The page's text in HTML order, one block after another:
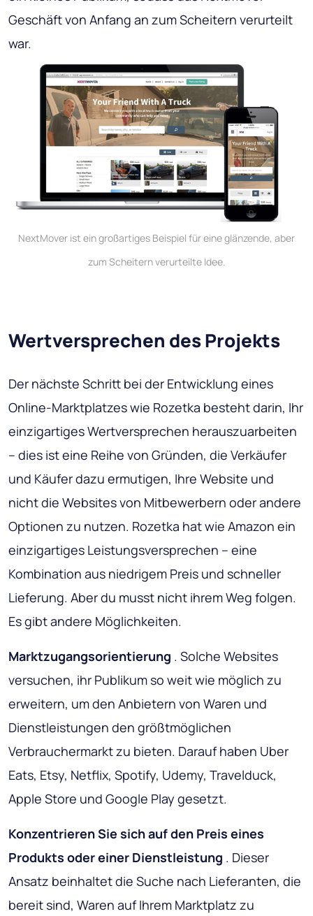
Geschäft von Anfang an zum Scheitern verurteilt
war.
NextMover ist ein großartiges Beispiel für eine glänzende, aber
zum Scheitern verurteilte Idee.
Wertversprechen des Projekts
Der nächste Schritt bei der Entwicklung eines
Online-Marktplatzes wie Rozetka besteht darin, Ihr
einzigartiges Wertversprechen herauszuarbeiten
– dies ist eine Reihe von Gründen, die Verkäufer
und Käufer dazu ermutigen, Ihre Website und
nicht die Websites von Mitbewerbern oder andere
Optionen zu nutzen. Rozetka hat wie Amazon ein
einzigartiges Leistungsversprechen – eine
Kombination aus niedrigem Preis und schneller
Lieferung. Aber du musst nicht ihrem Weg folgen.
Es gibt andere Möglichkeiten.
Marktzugangsorientierung . Solche Websites
versuchen, ihr Publikum so weit wie möglich zu
erweitern, um den Anbietern von Waren und
Dienstleistungen den größtmöglichen
Verbrauchermarkt zu bieten. Darauf haben Uber
Eats, Etsy, Netflix, Spotify, Udemy, Travelduck,
Apple Store und Google Play gesetzt.
Konzentrieren Sie sich auf den Preis eines
Produkts oder einer Dienstleistung . Dieser
Ansatz beinhaltet die Suche nach Lieferanten, die
bereit sind, Waren auf Ihrem Marktplatz zu